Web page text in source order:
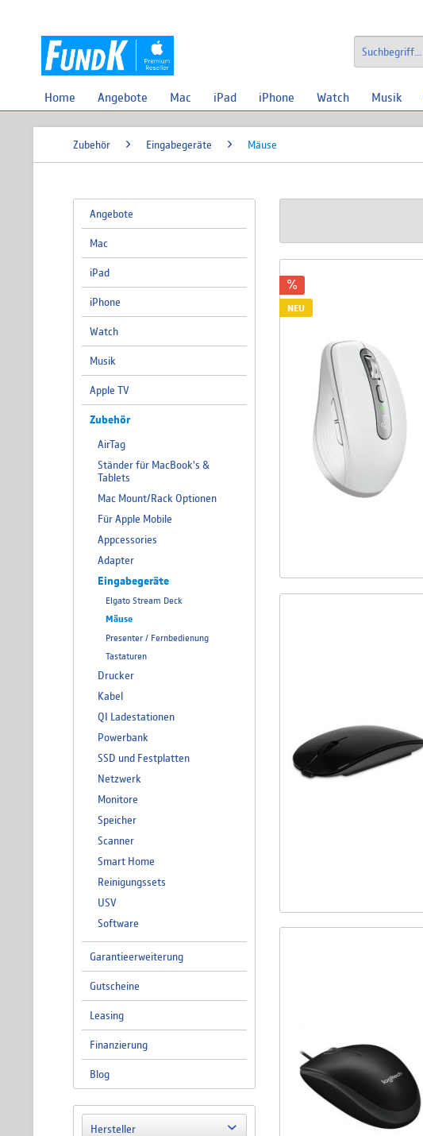
Home Angebote Mac iPad iPhone Watch Musik
Zubehör Eingabegeräte Mäuse
Angebote
Mac
iPad
iPhone
Watch
Musik
Apple TV
Zubehör
AirTag
Ständer für MacBook's &
Tablets
Mac Mount/Rack Optionen
Für Apple Mobile
Appcessories
Adapter
Eingabegeräte
Elgato Stream Deck
Mäuse
Presenter / Fernbedienung
Tastaturen
Drucker
Kabel
QI Ladestationen
Powerbank
SSD und Festplatten
Netzwerk
Monitore
Speicher
Scanner
Smart Home
Reinigungssets
USV
Software
Garantieerweiterung
Gutscheine
Leasing
Finanzierung
Blog
Hersteller
NEU